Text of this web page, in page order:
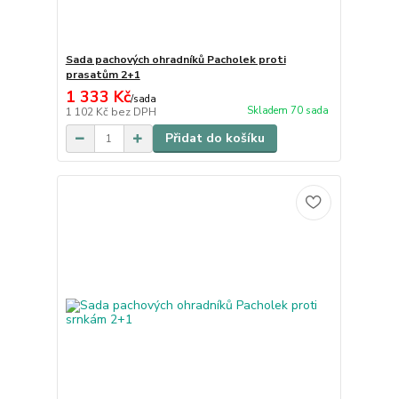
Sada pachových ohradníků Pacholek proti
prasatům 2+1
1 333 Kč/sada
1 102 Kč bez DPH Skladem 70 sada
Přidat do košíku